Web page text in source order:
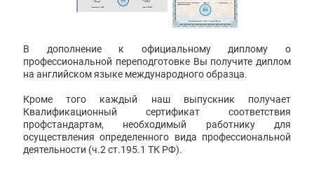
В дополнение к официальному диплому о
профессиональной переподготовке Вы получите диплом
на английском языке международного образца.
Кроме того каждый наш выпускник получает
Квалификационный сертификат соответствия
профстандартам, необходимый работнику для
осуществления определенного вида профессиональной
деятельности (ч.2 ст.195.1 ТК РФ).